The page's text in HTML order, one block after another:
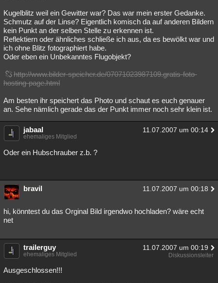
Kugelblitz weil ein Gewitter war? Das war mein erster Gedanke.
Schmutz auf der Linse? Eigentlich komisch da auf anderen Bildern
kein Punkt an der selben Stelle zu erkennen ist.
Reflektiern oder ähnliches schließe ich aus, da es bewölkt war und
ich ohne Blitz fotographiert habe.
Oder eben ein Unbekanntes Flugobjekt?
http://www.bilder-speicher.de/07071023987109.gratis-foto-
hosting-page.html
Am besten ihr speichert das Photo und schaut es euch genauer
an. Sehe nämlich gerade das der Punkt immer noch sehr klein ist.
jabaal 11.07.2007 um 00:14
ehemaliges Mitglied
Oder ein Hubschrauber z.b. ?
bravil 11.07.2007 um 00:18
hi, könntest du das Orginal Bild irgendwo hochladen? wäre echt
net
trailerguy 11.07.2007 um 00:19
ehemaliges Mitglied Diskussionsleiter
Ausgeschlossen!!!